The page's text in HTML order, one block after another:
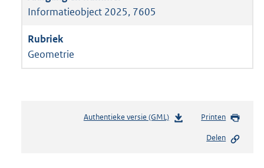
Informatieobject 2025, 7605
Geometrie
Authentieke versie (GML)b
Printen
Delen